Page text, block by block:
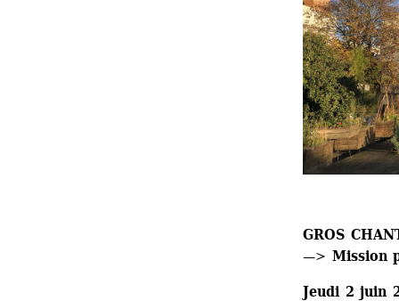
GROS
—> Mission
Jeudi 2 juin